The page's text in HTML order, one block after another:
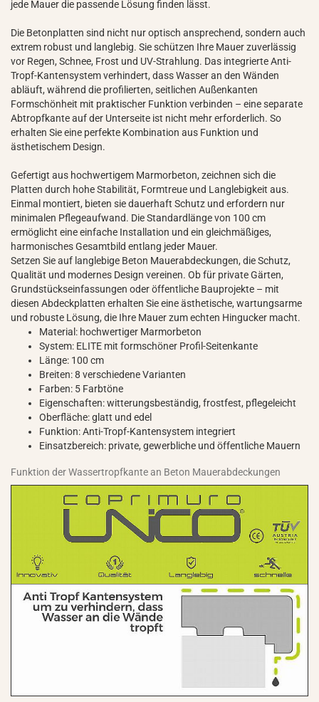
jede Mauer die passende Lösung finden lässt.
Die Betonplatten sind nicht nur optisch ansprechend, sondern auch
extrem robust und langlebig. Sie schützen Ihre Mauer zuverlässig
vor Regen, Schnee, Frost und UV-Strahlung. Das integrierte Anti-
Tropf-Kantensystem verhindert, dass Wasser an den Wänden
abläuft, während die profilierten, seitlichen Außenkanten
Formschönheit mit praktischer Funktion verbinden – eine separate
Abtropfkante auf der Unterseite ist nicht mehr erforderlich. So
erhalten Sie eine perfekte Kombination aus Funktion und
ästhetischem Design.
Gefertigt aus hochwertigem Marmorbeton, zeichnen sich die
Platten durch hohe Stabilität, Formtreue und Langlebigkeit aus.
Einmal montiert, bieten sie dauerhaft Schutz und erfordern nur
minimalen Pflegeaufwand. Die Standardlänge von 100 cm
ermöglicht eine einfache Installation und ein gleichmäßiges,
harmonisches Gesamtbild entlang jeder Mauer.
Setzen Sie auf langlebige Beton Mauerabdeckungen, die Schutz,
Qualität und modernes Design vereinen. Ob für private Gärten,
Grundstückseinfassungen oder öffentliche Bauprojekte – mit
diesen Abdeckplatten erhalten Sie eine ästhetische, wartungsarme
und robuste Lösung, die Ihre Mauer zum echten Hingucker macht.
Material: hochwertiger Marmorbeton
System: ELITE mit formschöner Profil-Seitenkante
Länge: 100 cm
Breiten: 8 verschiedene Varianten
Farben: 5 Farbtöne
Eigenschaften: witterungsbeständig, frostfest, pflegeleicht
Oberfläche: glatt und edel
Funktion: Anti-Tropf-Kantensystem integriert
Einsatzbereich: private, gewerbliche und öffentliche Mauern
Funktion der Wassertropfkante an Beton Mauerabdeckungen